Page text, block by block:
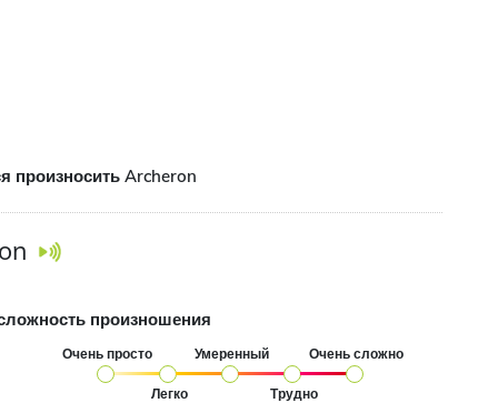
произносить Archeron
произношения
Очень просто
Легко
Умеренный
Трудно
Очень сложно